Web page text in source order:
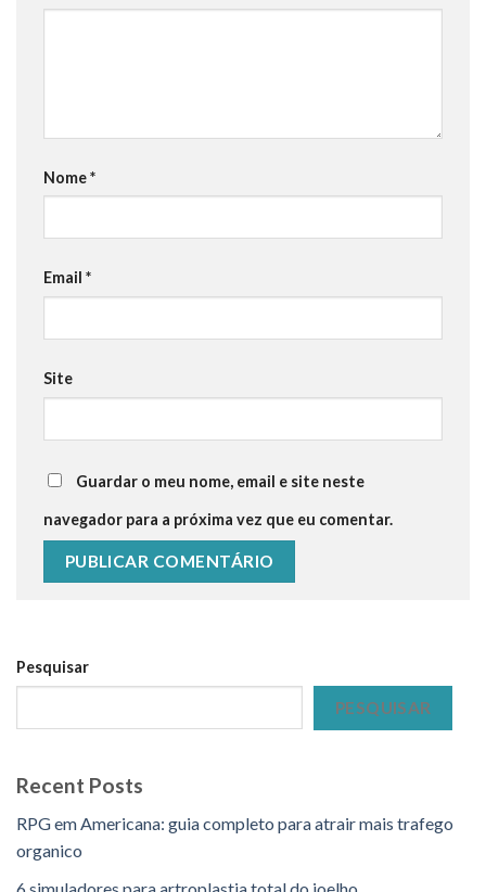
Nome*
Email *
Site
Guardar o meu nome, email e site neste
navegador para a próxima vez que eu comentar.
Pesquisar
PESQUISAR
Recent Posts
RPG em Americana: guia completo para atrair mais trafego
organico
6 simuladores para artroplastia total do joelho